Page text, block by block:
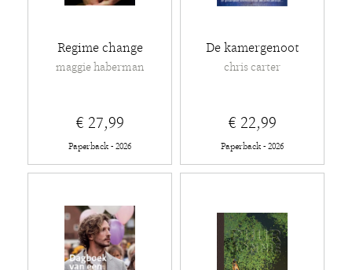
Regime change
maggie haberman
€ 27,99
Paperback - 2026
De kamergenoot
chris carter
€ 22,99
Paperback - 2026